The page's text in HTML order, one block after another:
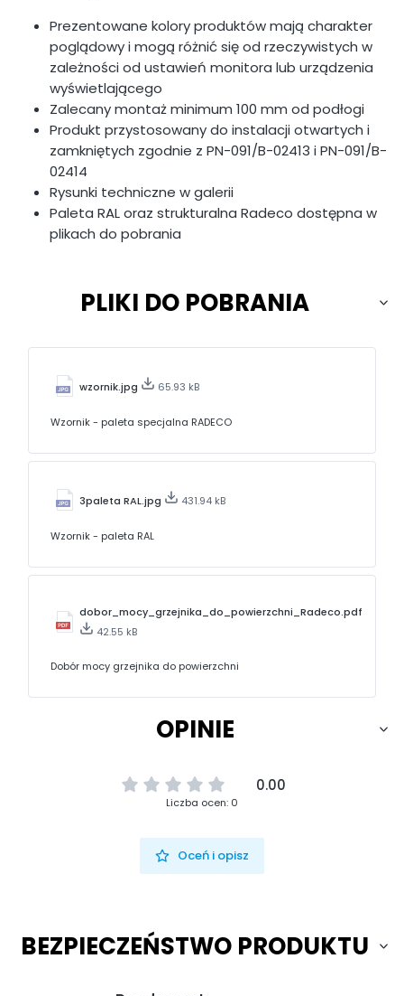
Prezentowane kolory produktów mają charakter
poglądowy i mogą różnić się od rzeczywistych w
zależności od ustawień monitora lub urządzenia
wyświetlającego
Zalecany montaż minimum 100 mm od podłogi
Produkt przystosowany do instalacji otwartych i
zamkniętych zgodnie z PN-091/B-02413 i PN-091/B-
02414
Rysunki techniczne w galerii
Paleta RAL oraz strukturalna Radeco dostępna w
plikach do pobrania
PLIKI DO POBRANIA
wzornik.jpg 65.93 kB
Wzornik - paleta specjalna RADECO
3paleta RAL.jpg 431.94 kB
Wzornik - paleta RAL
dobor_mocy_grzejnika_do_powierzchni_Radeco.pdf
42.55 kB
Dobór mocy grzejnika do powierzchni
OPINIE
0.00
Liczba ocen: 0
Oceń i opisz
BEZPIECZEŃSTWO PRODUKTU